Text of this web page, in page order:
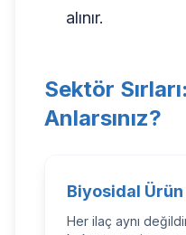
alınır.
Sektör
Anlarsınız?
Biyosidal
Her ilaç aynı